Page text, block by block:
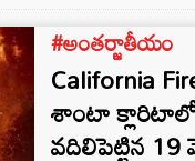
#అంతర్జాతీయం
California
శాంటా క్లారిటాలో
వదిలిపెట్టిన 19